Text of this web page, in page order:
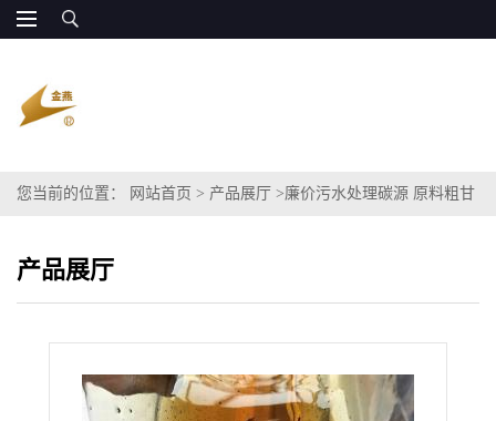
您当前的位置： 网站首页 > 产品展厅 >廉价污水处理碳源 原料粗甘
产品展厅